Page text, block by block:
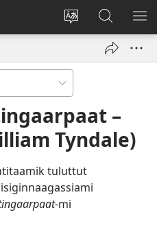
Oqaatsit
toqqakkit
Iserfissaq
(opens
JW.ORG-
imi
ujarlerit
–
Tyndale)
tuluttut
mi